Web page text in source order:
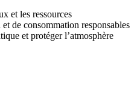
et les ressources
de consommation responsables
et protéger l’atmosphère